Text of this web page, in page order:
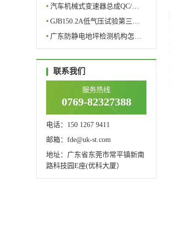
• 汽车机械式变速器总成QC/…
• GJB150.2A低气压试验第三…
• 广东防静电地坪检测机构怎…
联系我们
服务热线
0769-82327388
电话：150 1267 9411
邮箱：fde@uk-st.com
地址：广东省东莞市常平镇新南
路科技园E座(优科大厦）